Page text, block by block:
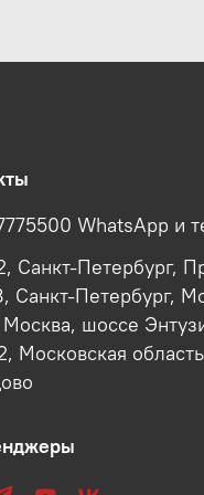
WhatsApp и
Санкт-Петербург,
Санкт-Петербург,
Москва, шоссе
Московская